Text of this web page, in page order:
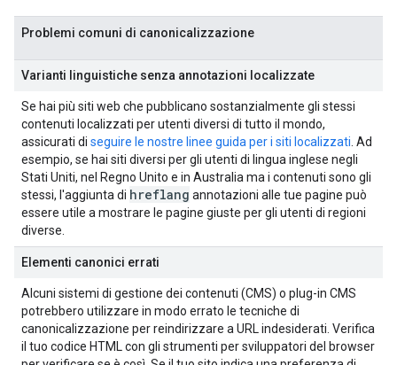
Problemi comuni di canonicalizzazione
Varianti linguistiche senza annotazioni localizzate
Se hai più siti web che pubblicano sostanzialmente gli stessi
contenuti localizzati per utenti diversi di tutto il mondo,
assicurati di seguire le nostre linee guida per i siti localizzati . Ad
esempio, se hai siti diversi per gli utenti di lingua inglese negli
Stati Uniti, nel Regno Unito e in Australia ma i contenuti sono gli
stessi, l'aggiunta di hreflang annotazioni alle tue pagine può
essere utile a mostrare le pagine giuste per gli utenti di regioni
diverse.
Elementi canonici errati
Alcuni sistemi di gestione dei contenuti (CMS) o plug-in CMS
potrebbero utilizzare in modo errato le tecniche di
canonicalizzazione per reindirizzare a URL indesiderati. Verifica
il tuo codice HTML con gli strumenti per sviluppatori del browser